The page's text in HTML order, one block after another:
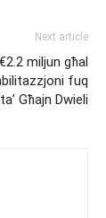
Next article
miljun għal
fuq
Għajn Dwieli